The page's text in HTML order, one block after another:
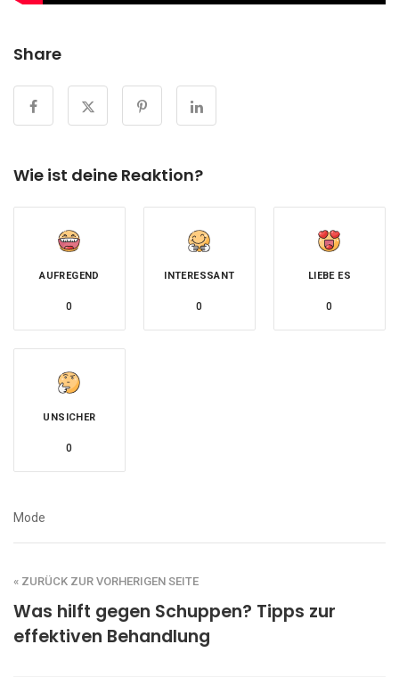
Share
Wie ist deine Reaktion?
AUFREGEND
0
INTERESSANT
0
LIEBE ES
0
UNSICHER
0
Mode
« ZURÜCK ZUR VORHERIGEN SEITE
Was hilft gegen Schuppen? Tipps zur
effektiven Behandlung